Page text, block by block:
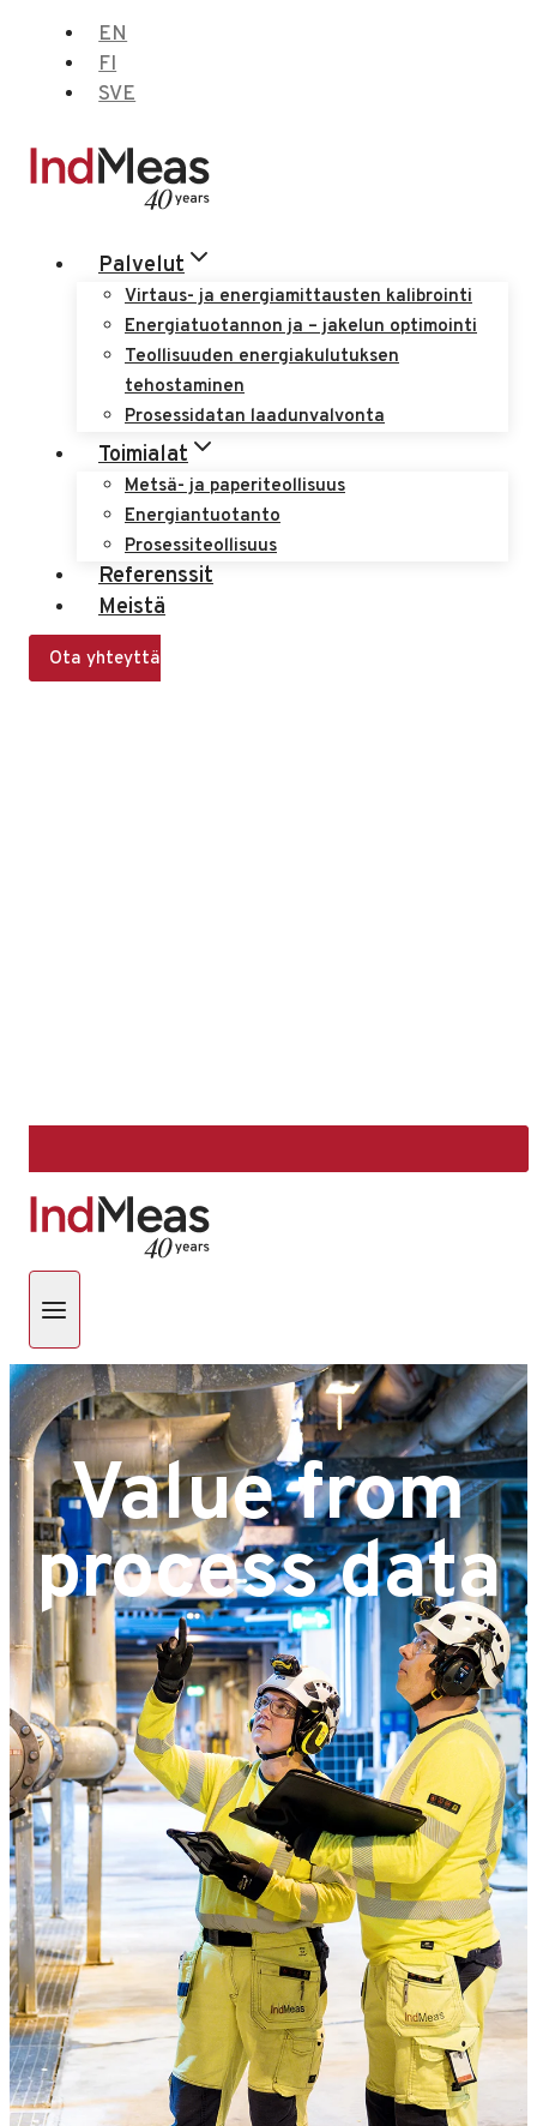
sisältöön
EN
FI
SVE
Palvelut
Virtaus- ja energiamittausten kalibrointi
Energiatuotannon ja – jakelun optimointi
Teollisuuden energiakulutuksen
tehostaminen
Prosessidatan laadunvalvonta
Toimialat
Metsä- ja paperiteollisuus
Energiantuotanto
Prosessiteollisuus
Referenssit
Meistä
Ota yhteyttä
Value from
process data